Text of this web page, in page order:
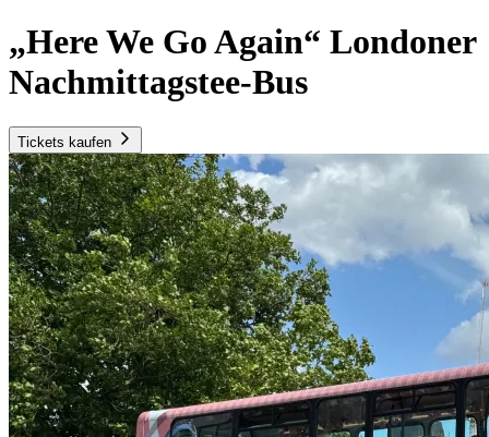
„Here We Go Again“ Londoner
Nachmittagstee-Bus
Tickets kaufen